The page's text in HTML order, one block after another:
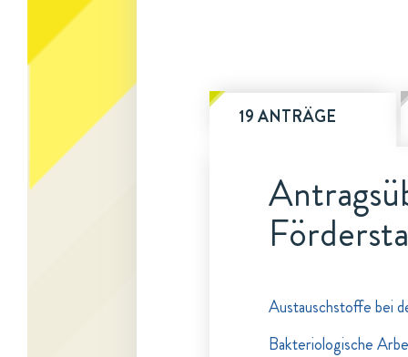
19 ANTRÄGE
Austauschstoffe bei
Bakteriologische